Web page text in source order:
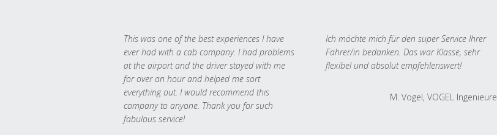
This was one of the best experiences I have
ever had with a cab company. I had problems
at the airport and the driver stayed with me
for over an hour and helped me sort
everything out. I would recommend this
company to anyone. Thank you for such
fabulous service!
Ich möchte mich für den super Service Ihrer
Fahrer/in bedanken. Das war Klasse, sehr
flexibel und absolut empfehlenswert!
M. Vogel, VOGEL Ingenieure